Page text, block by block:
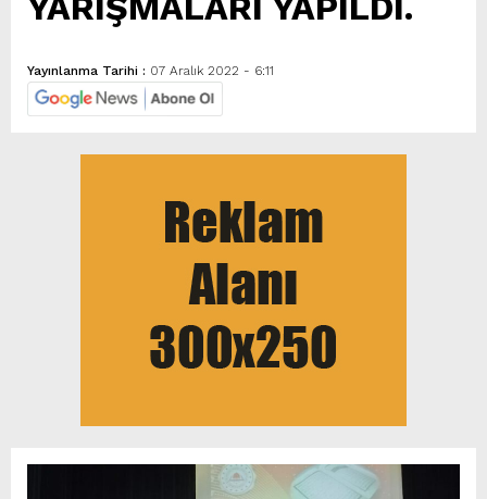
Yayınlanma Tarihi : 07 Aralık 2022 - 6:11